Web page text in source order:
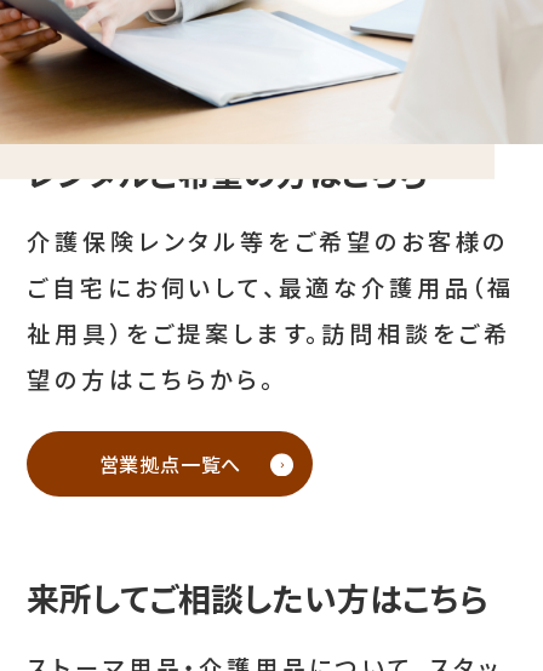
レンタルご希望の方はこちら
介護保険レンタル等をご希望のお客様の
ご自宅にお伺いして、最適な介護用品（福
祉用具）をご提案します。訪問相談をご希
望の方はこちらから。
営業拠点一覧へ
来所してご相談したい方はこちら